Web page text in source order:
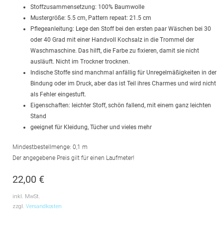
Stoffzusammensetzung: 100% Baumwolle
Mustergröße: 5.5 cm, Pattern repeat: 21.5 cm
Pflegeanleitung: Lege den Stoff bei den ersten paar Wäschen bei 30
oder 40 Grad mit einer Handvoll Kochsalz in die Trommel der
Waschmaschine. Das hilft, die Farbe zu fixieren, damit sie nicht
ausläuft. Nicht im Trockner trocknen.
Indische Stoffe sind manchmal anfällig für Unregelmäßigkeiten in der
Bindung oder im Druck, aber das ist Teil ihres Charmes und wird nicht
als Fehler eingestuft.
Eigenschaften: leichter Stoff, schön fallend, mit einem ganz leichten
Stand
geeignet für Kleidung, Tücher und vieles mehr
Mindestbestellmenge: 0,1 m
Der angegebene Preis gilt für einen Laufmeter!
22,00 €
inkl. MwSt.
zzgl. Versandkosten